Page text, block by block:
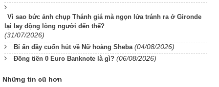
Vì sao bức ảnh chụp Thánh giá mà ngọn lửa tránh ra ở Gironde
lại lay động lòng người đến thế?
(31/07/2026)
Bí ẩn đầy cuốn hút về Nữ hoàng Sheba (04/08/2026)
Đồng tiền 0 Euro Banknote là gì? (06/08/2026)
Những tin cũ hơn